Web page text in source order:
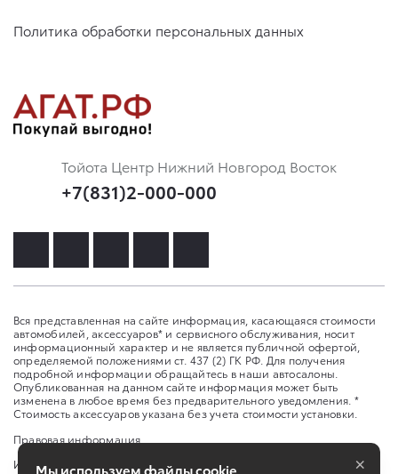
Политика обработки персональных данных
Тойота Центр Нижний Новгород Восток
+7(831)2-000-000
Вся представленная на сайте информация, касающаяся стоимости
автомобилей, аксессуаров* и сервисного обслуживания, носит
информационный характер и не является публичной офертой,
определяемой положениями ст. 437 (2) ГК РФ. Для получения
подробной информации обращайтесь в наши автосалоны.
Опубликованная на данном сайте информация может быть
изменена в любое время без предварительного уведомления. *
Стоимость аксессуаров указана без учета стоимости установки.
Правовая информация
Изменить настройку cookies
Мы используем файлы cookie ×